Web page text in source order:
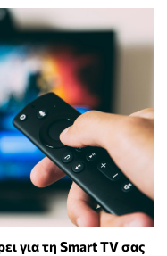
για τη Smart TV σας